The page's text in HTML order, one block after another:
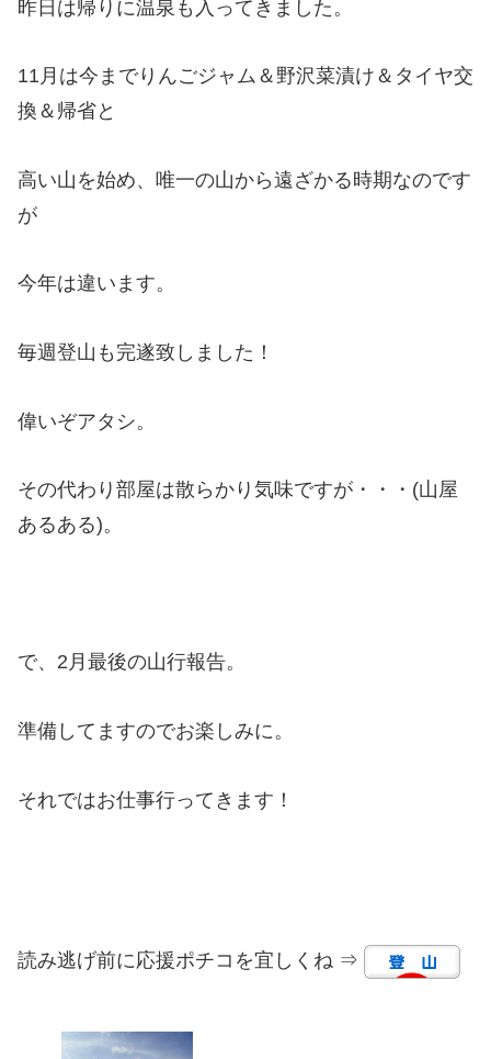
昨日は帰りに温泉も入ってきました。
11月は今までりんごジャム＆野沢菜漬け＆タイヤ交
換＆帰省と
高い山を始め、唯一の山から遠ざかる時期なのです
が
今年は違います。
毎週登山も完遂致しました！
偉いぞアタシ。
その代わり部屋は散らかり気味ですが・・・(山屋
あるある)。
で、2月最後の山行報告。
準備してますのでお楽しみに。
それではお仕事行ってきます！
読み逃げ前に応援ポチコを宜しくね ⇒